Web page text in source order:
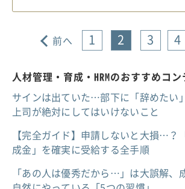
前へ 1 2 3 4
人材管理・育成・HRMのおすすめコ
サインは出ていた…部下に「辞めたい
上司が絶対にしてはいけないこと
【完全ガイド】申請しないと大損…？
成金」を確実に受給する全手順
「あの人は優秀だから…」は大誤解、